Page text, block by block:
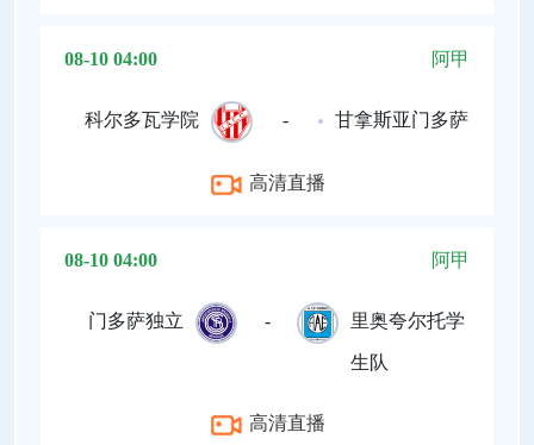
08-10 04:00 阿甲
科尔多瓦学院 - 甘拿斯亚门多萨
高清直播
08-10 04:00 阿甲
门多萨独立 - 里奥夸尔托学
生队
高清直播